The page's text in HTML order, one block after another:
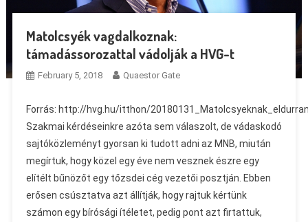
Matolcsyék vagdalkoznak:
támadássorozattal vádolják a HVG-t
February 5, 2018 Quaestor Gate
Forrás: http://hvg.hu/itthon/
Szakmai kérdéseinkre azóta sem válaszolt, de vádaskodó
sajtóközleményt gyorsan ki tudott adni az MNB, miután
megírtuk, hogy közel egy éve nem vesznek észre egy
elítélt bűnözőt egy tőzsdei cég vezetői posztján. Ebben
erősen csúsztatva azt állítják, hogy rajtuk kértünk
számon egy bírósági ítéletet, pedig pont azt firtattuk,